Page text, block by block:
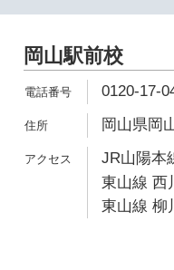
岡山駅前校
0120-17-
岡山県岡
JR山陽本
東山線 西
東山線 柳